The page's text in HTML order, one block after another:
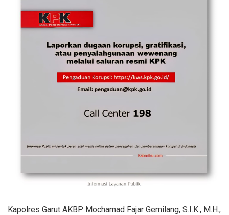
Kapolres Garut AKBP Mochamad Fajar Gemilang, S.I.K., M.H.,